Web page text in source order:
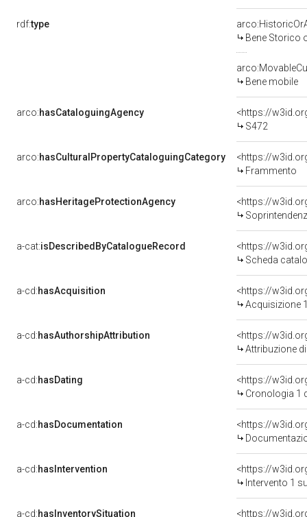
rdf:type
Bene Storico
Bene mobile
arco:hasCataloguingAgency
<https://
S472
arco:hasCulturalPropertyCataloguingCategory
<https://
Frammento
arco:hasHeritageProtectionAgency
<https://
Soprintendenza
a-cat:isDescribedByCatalogueRecord
<https://
Scheda
a-cd:hasAcquisition
<https://
Acquisizione
a-cd:hasAuthorshipAttribution
Attribuzione
a-cd:hasDating
<https://
Cronologia 1
a-cd:hasDocumentation
a-cd:hasIntervention
<https://
Intervento 1
a-cd:hasInventorySituation <https://